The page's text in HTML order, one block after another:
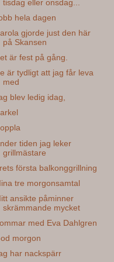
tisdag eller onsdag...
hela dagen
gjorde just den här
på Skansen
är fest på gång.
är tydligt att jag får leva
med
blev ledig idag,
tiden jag leker
grillmästare
första balkonggrillning
tre morgonsamtal
ansikte påminner
skrämmande mycket
med Eva Dahlgren
morgon
har nackspärr